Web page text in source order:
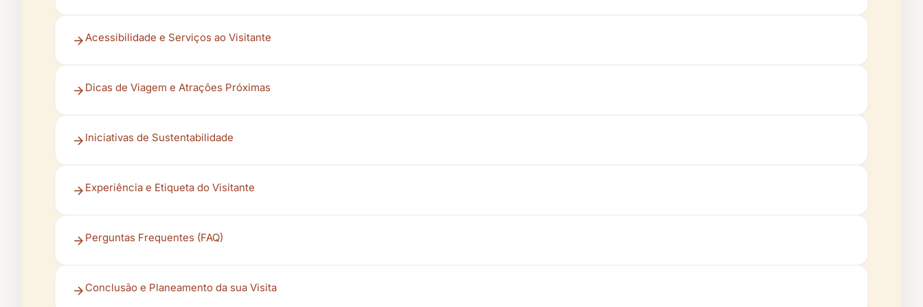
Acessibilidade e Serviços ao Visitante
Dicas de Viagem e Atrações Próximas
Iniciativas de Sustentabilidade
Experiência e Etiqueta do Visitante
Perguntas Frequentes (FAQ)
Conclusão e Planeamento da sua Visita